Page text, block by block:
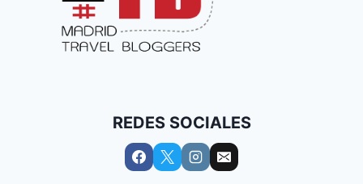
REDES SOCIALES